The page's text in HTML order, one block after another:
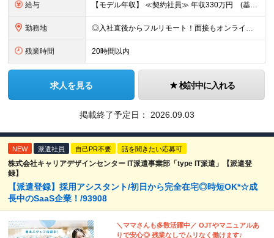
給与 【モデル年収】 ≪契約社員≫ 年収330万円 (基本給23万 ＋ 地区手当3万円 ＋ 賞与)：都内在住 年収264万円 (基本給21万 ＋ 賞与)：静岡県在住 --------------- ●月給
勤務地 ◎入社直後からフルリモート！面接もオンラインで実施します 【豊洲本店】 東京都江東区豊洲3-2-20 豊洲フロント 7F ※(変更の範囲)上記を除く当社関連勤務地
残業時間 20時間以内
求人を見る 検討中に入れる
掲載終了予定日： 2026.09.03
NEW 派遣社員 自己PR不要 話を聞きたい応募可
株式会社キャリアデザインセンター IT派遣事業部「type IT派遣」【派遣登
録】
【派遣登録】採用アシスタント/初日から完全在宅◎時短OK*☆成
長中のSaaS企業！/93908
＼ママさんも多数活躍中／ OJTやマニュアルあ
りで安心◎ 残業なしでムリなく働けます♪